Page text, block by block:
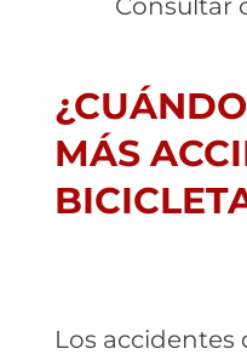
Consultar
MÁS
Los accidentes